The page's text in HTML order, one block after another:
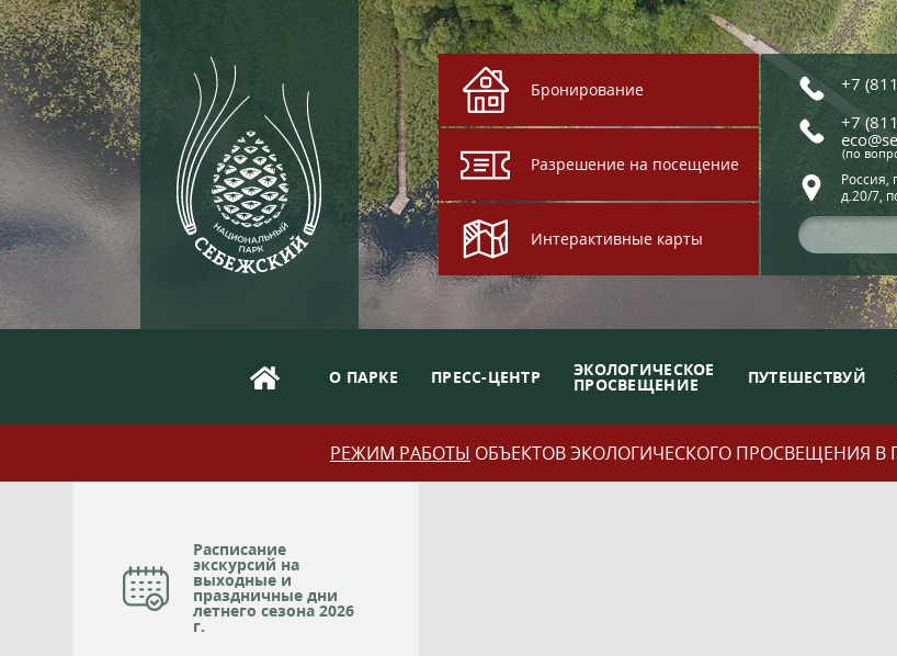
Бронирование
Разрешение на посещение
Интерактивные карты
+7
+7
(по
Россия,
д.20/7,
О ПАРКЕ ПРЕСС-ЦЕНТР ЭКОЛОГИЧЕСКОЕ
ПРОСВЕЩЕНИЕ ПУТЕШЕСТВУЙ
РЕЖИМ РАБОТЫ ОБЪЕКТОВ ЭКОЛОГИЧЕСКОГО ПРОСВЕЩЕНИЯ В
Расписание
экскурсий на
выходные и
праздничные дни
летнего сезона 2026
г.